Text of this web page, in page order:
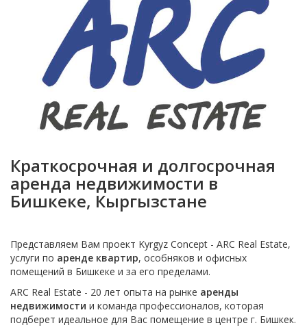
Краткосрочная и долгосрочная
аренда недвижимости в
Бишкеке, Кыргызстане
Представляем Вам проект Kyrgyz Concept - ARC Real Estate,
услуги по аренде квартир, особняков и офисных
помещений в Бишкеке и за его пределами.
ARC Real Estate - 20 лет опыта на рынке аренды
недвижимости и команда профессионалов, которая
подберет идеальное для Вас помещение в центре г. Бишкек.